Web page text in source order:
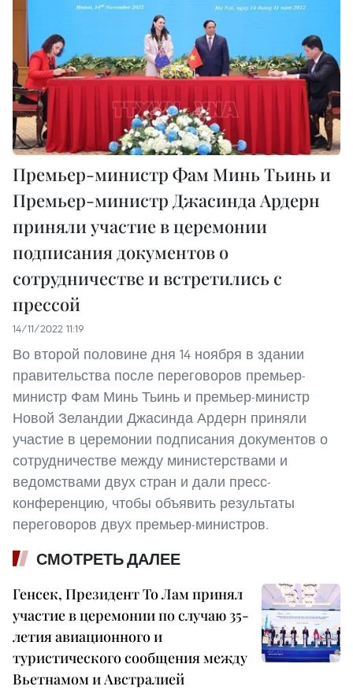
Премьер-министр Фам Минь Тьинь и
Премьер-министр Джасинда Ардерн
приняли участие в церемонии
подписания документов о
сотрудничестве и встретились с
прессой
14/11/2022 11:19
Во второй половине дня 14 ноября в здании
правительства после переговоров премьер-
министр Фам Минь Тьинь и премьер-министр
Новой Зеландии Джасинда Ардерн приняли
участие в церемонии подписания документов о
сотрудничестве между министерствами и
ведомствами двух стран и дали пресс-
конференцию, чтобы объявить результаты
переговоров двух премьер-министров.
СМОТРЕТЬ ДАЛЕЕ
Генсек, Президент То Лам принял
участие в церемонии по случаю 35-
летия авиационного и
туристического сообщения между
Вьетнамом и Австралией